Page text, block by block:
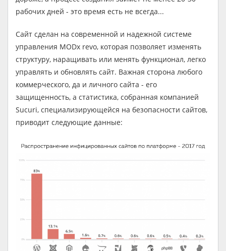
рабочих дней - это время есть не всегда...
Сайт сделан на современной и надежной системе
управления MODx revo, которая позволяет изменять
структуру, наращивать или менять функционал, легко
управлять и обновлять сайт. Важная сторона любого
коммерческого, да и личного сайта - его
защищенность, а статистика, собранная компанией
Sucuri, специализирующейся на безопасности сайтов,
приводит следующие данные: